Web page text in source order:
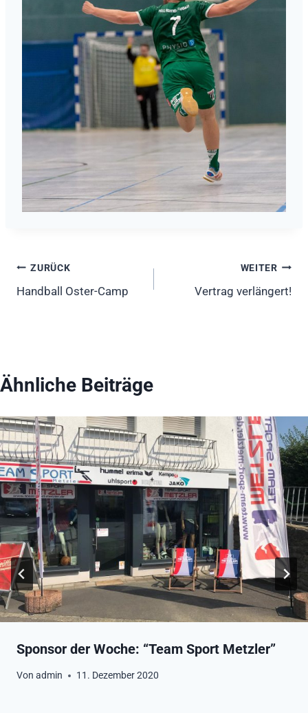
Beitragsnavigation
ZURÜCK
Handball Oster-Camp
WEITER
Vertrag verlängert!
Ähnliche Beiträge
Sponsor der Woche: “Team Sport Metzler”
Von admin 11. Dezember 2020